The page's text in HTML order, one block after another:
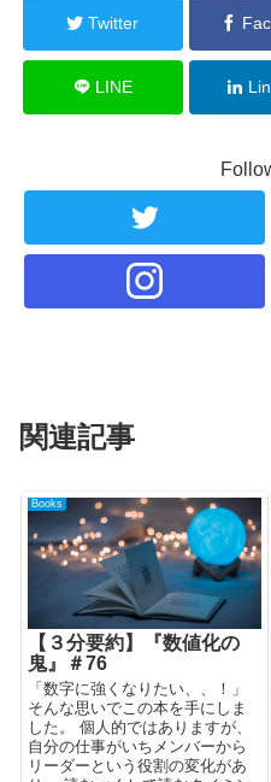
Twitter
LINE
関連記事
Books
【３分要約】『数値化の
鬼』＃76
「数字に強くなりたい、、！」
そんな思いでこの本を手にしま
した。 個人的ではありますが、
自分の仕事がいちメンバーから
リーダーという役割の変化があ